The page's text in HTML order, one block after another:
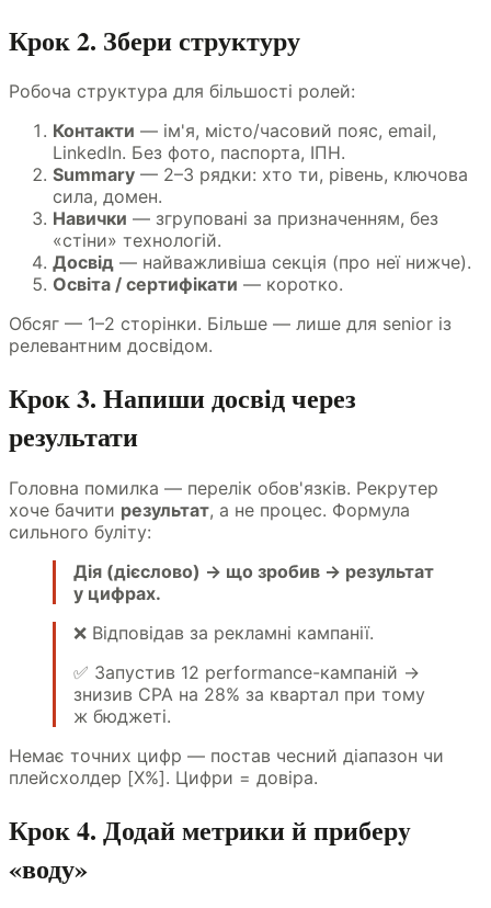
Крок 2. Збери структуру
Робоча структура для більшості ролей:
Контакти — ім'я, місто/часовий пояс, email,
LinkedIn. Без фото, паспорта, ІПН.
Summary — 2–3 рядки: хто ти, рівень, ключова
сила, домен.
Навички — згруповані за призначенням, без
«стіни» технологій.
Досвід — найважливіша секція (про неї нижче).
Освіта / сертифікати — коротко.
Обсяг — 1–2 сторінки. Більше — лише для senior із
релевантним досвідом.
Крок 3. Напиши досвід через
результати
Головна помилка — перелік обов'язків. Рекрутер
хоче бачити результат, а не процес. Формула
сильного буліту:
Дія (дієслово) → що зробив → результат
у цифрах.
❌ Відповідав за рекламні кампанії.
✅ Запустив 12 performance-кампаній →
знизив CPA на 28% за квартал при тому
ж бюджеті.
Немає точних цифр — постав чесний діапазон чи
плейсхолдер [X%]. Цифри = довіра.
Крок 4. Додай метрики й приберy
«воду»